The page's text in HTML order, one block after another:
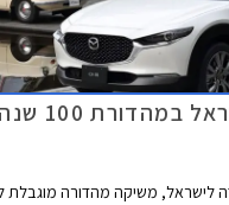
100 שנה למותג
לישראל, משיקה מהדורה מוגבלת